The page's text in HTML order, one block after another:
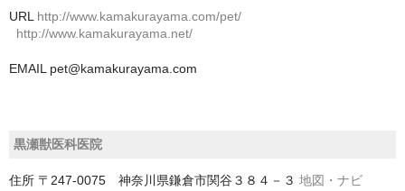
山武郡九十九里町
URL http://www.kamakurayama.com/pet/
http://www.kamakurayama.net/
EMAIL pet@kamakurayama.com
黒瀬獣医科医院
住所 〒247-0075 神奈川県鎌倉市関谷３８４－３ 地図・ナビ